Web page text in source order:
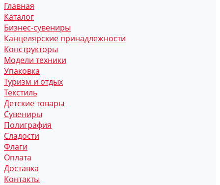
Главная
Каталог
Бизнес-сувениры
Канцелярские принадлежности
Конструкторы
Модели техники
Упаковка
Туризм и отдых
Текстиль
Детские товары
Сувениры
Полиграфия
Сладости
Флаги
Оплата
Доставка
Контакты